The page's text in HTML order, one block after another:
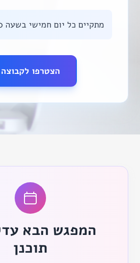
מתקיים כל יום חמישי בשעה 10:00
הצטרפו לקבוצה
המפגש הבא
תוכנן